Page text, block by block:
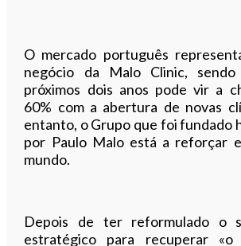
O mercado português
negócio da Malo Clinic,
próximos dois anos pode vir a
60% com a abertura de novas
entanto, o Grupo que foi fundado
por Paulo Malo está a reforçar
mundo.
Depois de ter reformulado o
estratégico para recuperar «o